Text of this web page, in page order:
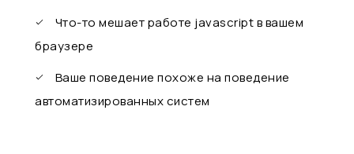
Что-то мешает работе javascript в вашем
браузере
Ваше поведение похоже на поведение
автоматизированных систем